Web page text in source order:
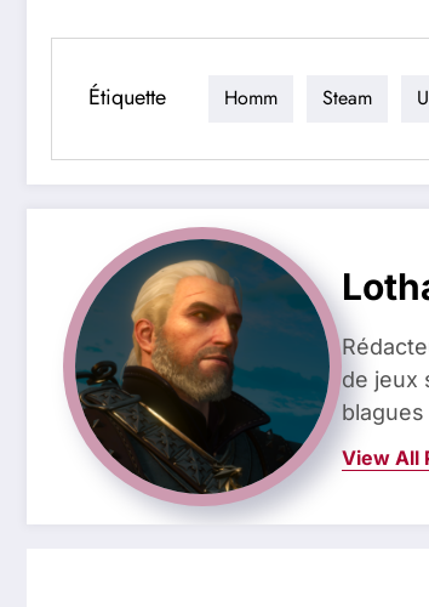
Étiquette Homm Steam
de jeux
View All